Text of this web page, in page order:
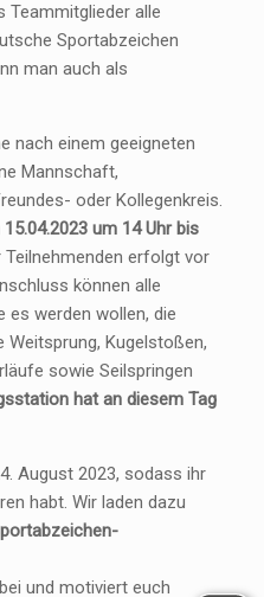
Teammitglieder alle
Sportabzeichen
man auch als
nach einem geeigneten
Mannschaft,
oder Kollegenkreis.
15.04.2023 um 14 Uhr bis
Teilnehmenden erfolgt vor
können alle
es werden wollen, die
Weitsprung, Kugelstoßen,
sowie Seilspringen
hat an diesem Tag
August 2023, sodass ihr
habt. Wir laden dazu
und motiviert euch